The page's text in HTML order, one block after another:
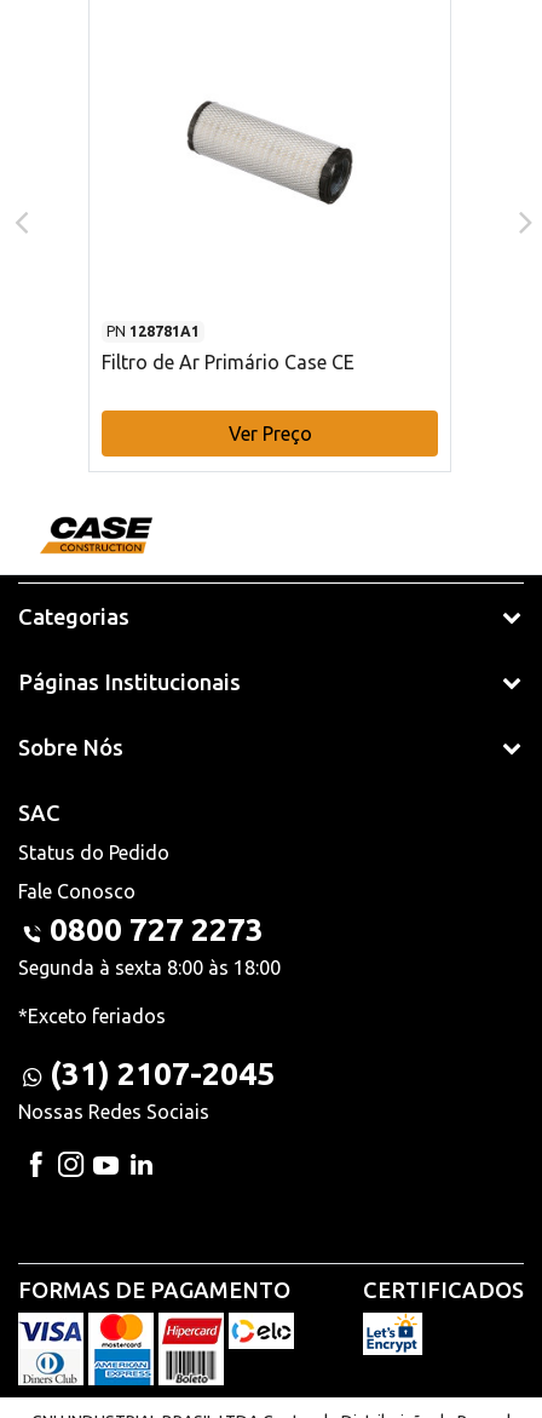
PN 128781A1
Filtro de Ar Primário Case CE
Ver Preço
Categorias
Páginas Institucionais
Sobre Nós
SAC
Status do Pedido
Fale Conosco
0800 727 2273
Segunda à sexta 8:00 às 18:00
*Exceto feriados
(31) 2107-2045
Nossas Redes Sociais
FORMAS DE PAGAMENTO CERTIFICADOS